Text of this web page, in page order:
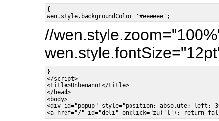
{
//
}
</script>
<title>Unbenannt</title>
</head>
<body>
<div id="popup" style="position: absolute; left: